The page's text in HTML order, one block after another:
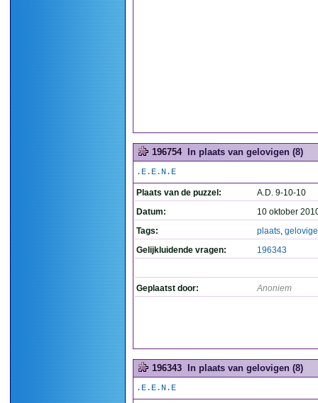
196754 In plaats van gelovigen (8)
.E.E.N.E
Plaats van de puzzel:
A.D. 9-10-10
Datum:
10 oktober
Tags:
plaats,
Gelijkluidende vragen:
196343
Geplaatst door: Anoniem
196343 In plaats van gelovigen (8)
.E.E.N.E